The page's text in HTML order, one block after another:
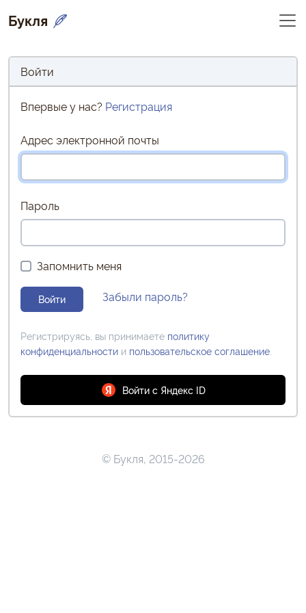
Букля
Войти
Впервые у нас? Регистрация
Адрес электронной почты
Пароль
Запомнить меня
Войти Забыли пароль?
Регистрируясь, вы принимаете политику
конфиденциальности и пользовательское соглашение
Войти с Яндекс ID
© Букля, 2015-2026